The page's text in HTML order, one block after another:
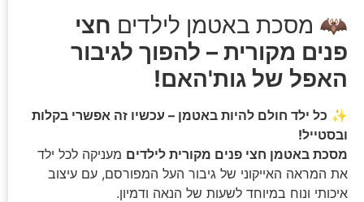
🦇 מסכת באטמן לילדים חצי
פנים מקורית – להפוך לגיבור
האפל של גות'האם!
✨ כל ילד חולם להיות באטמן – עכשיו זה אפשרי בקלות
ובסטייל!
מסכת באטמן חצי פנים מקורית לילדים מעניקה לכל ילד
את המראה האייקוני של גיבור העל המפורסם, עם עיצוב
איכותי ונוח במיוחד לשעות של הנאה ודמיון.